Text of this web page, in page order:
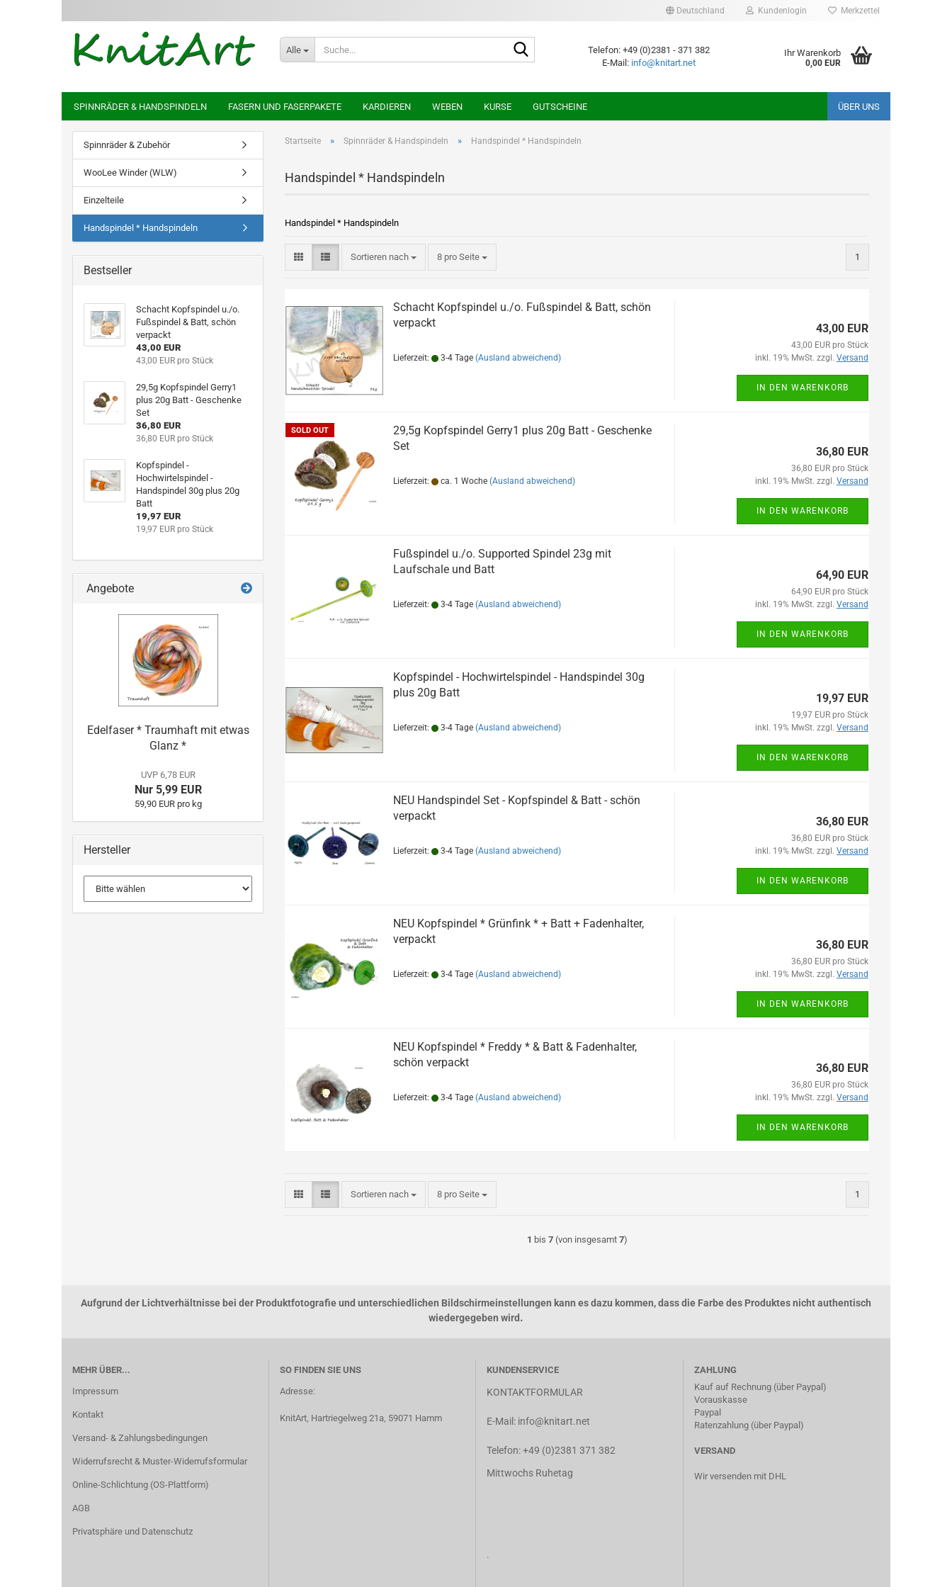
Deutschland Kundenlogin Merkzettel
Alle
Telefon: +49 (0)2381 - 371 382
E-Mail: info@knitart.net
Ihr Warenkorb
0,00 EUR
SPINNRÄDER & HANDSPINDELN FASERN UND FASERPAKETE KARDIEREN WEBEN KURSE GUTSCHEINE ÜBER UNS
Startseite » Spinnräder & Handspindeln » Handspindel * Handspindeln
Handspindel * Handspindeln
Handspindel * Handspindeln
Sortieren nach
Sortieren nach 8 pro Seite
pro Seite 1
Schacht Kopfspindel u./o. Fußspindel & Batt, schön
verpackt
Lieferzeit: 3-4 Tage (Ausland abweichend)
43,00 EUR
43,00 EUR pro Stück
inkl. 19% MwSt. zzgl. Versand
IN DEN WARENKORB
SOLD OUT
29,5g Kopfspindel Gerry1 plus 20g Batt - Geschenke
Set
Lieferzeit: ca. 1 Woche (Ausland abweichend)
36,80 EUR
36,80 EUR pro Stück
inkl. 19% MwSt. zzgl. Versand
IN DEN WARENKORB
Fußspindel u./o. Supported Spindel 23g mit
Laufschale und Batt
Lieferzeit: 3-4 Tage (Ausland abweichend)
64,90 EUR
64,90 EUR pro Stück
inkl. 19% MwSt. zzgl. Versand
IN DEN WARENKORB
Kopfspindel - Hochwirtelspindel - Handspindel 30g
plus 20g Batt
Lieferzeit: 3-4 Tage (Ausland abweichend)
19,97 EUR
19,97 EUR pro Stück
inkl. 19% MwSt. zzgl. Versand
IN DEN WARENKORB
NEU Handspindel Set - Kopfspindel & Batt - schön
verpackt
Lieferzeit: 3-4 Tage (Ausland abweichend)
36,80 EUR
36,80 EUR pro Stück
inkl. 19% MwSt. zzgl. Versand
IN DEN WARENKORB
NEU Kopfspindel * Grünfink * + Batt + Fadenhalter,
verpackt
Lieferzeit: 3-4 Tage (Ausland abweichend)
36,80 EUR
36,80 EUR pro Stück
inkl. 19% MwSt. zzgl. Versand
IN DEN WARENKORB
NEU Kopfspindel * Freddy * & Batt & Fadenhalter,
schön verpackt
Lieferzeit: 3-4 Tage (Ausland abweichend)
36,80 EUR
36,80 EUR pro Stück
inkl. 19% MwSt. zzgl. Versand
IN DEN WARENKORB
Sortieren nach
Sortieren nach 8 pro Seite
pro Seite 1
1 bis 7(von insgesamt 7)
Spinnräder & Zubehör
WooLee Winder (WLW)
Einzelteile
Handspindel * Handspindeln
Bestseller
Schacht Kopfspindel u./o.
Fußspindel & Batt, schön
verpackt
43,00 EUR
43,00 EUR pro Stück
29,5g Kopfspindel Gerry1
plus 20g Batt - Geschenke
Set
36,80 EUR
36,80 EUR pro Stück
Kopfspindel -
Hochwirtelspindel -
Handspindel 30g plus 20g
Batt
19,97 EUR
19,97 EUR pro Stück
Angebote
Edelfaser * Traumhaft mit etwas
Glanz *
UVP 6,78 EUR
Nur 5,99 EUR
59,90 EUR pro kg
Hersteller
Aufgrund der Lichtverhältnisse bei der Produktfotografie und unterschiedlichen Bildschirmeinstellungen kann es dazu kommen, dass die Farbe des Produktes nicht authentisch
wiedergegeben wird .
MEHR ÜBER...
Impressum
Kontakt
Versand- & Zahlungsbedingungen
Widerrufsrecht & Muster-Widerrufsformular
Online-Schlichtung (OS-Plattform)
AGB
Privatsphäre und Datenschutz
SO FINDEN SIE UNS
Adresse:
KnitArt, Hartriegelweg 21a, 59071 Hamm
KUNDENSERVICE
KONTAKTFORMULAR
E-Mail: info@knitart.net
Telefon:+49 (0)2381 371 382
Mittwochs Ruhetag
.
ZAHLUNG
Kauf auf Rechnung (über Paypal)
Vorauskasse
Paypal
Ratenzahlung (über Paypal)
VERSAND
Wir versenden mit DHL